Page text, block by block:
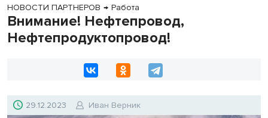
НОВОСТИ ПАРТНЕРОВ → Работа
Внимание! Нефтепровод,
Нефтепродуктопровод!
29.12.2023 Иван Верник